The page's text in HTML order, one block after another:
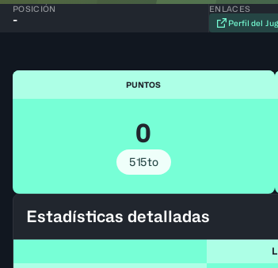
POSICIÓN
-
ENLACES
Perfil del
PUNTOS
0
515to
Estadísticas detalladas